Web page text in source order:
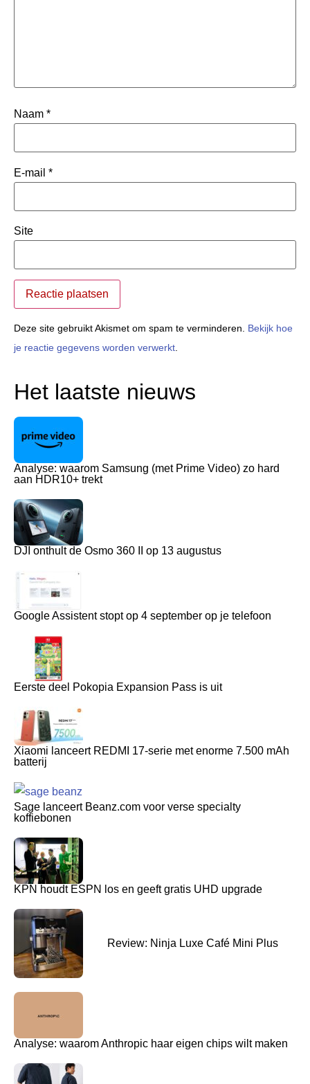
Naam *
E-mail *
Site
Deze site gebruikt Akismet om spam te verminderen. Bekijk hoe
je reactie gegevens worden verwerkt
Het laatste nieuws
Analyse: waarom Samsung (met Prime Video) zo hard
aan HDR10+ trekt
DJI onthult de Osmo 360 II op 13 augustus
Google Assistent stopt op 4 september op je telefoon
Eerste deel Pokopia Expansion Pass is uit
Xiaomi lanceert REDMI 17-serie met enorme 7.500 mAh
batterij
Sage lanceert Beanz.com voor verse specialty
koffiebonen
KPN houdt ESPN los en geeft gratis UHD upgrade
Review: Ninja Luxe Café Mini Plus
Analyse: waarom Anthropic haar eigen chips wilt maken